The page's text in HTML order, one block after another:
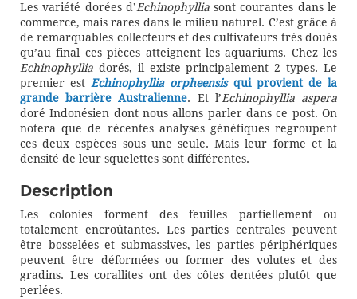
Les variété dorées d’Echinophylliasont courantes dans le
commerce, mais rares dans le milieu naturel. C’est grâce à
de remarquables collecteurs et des cultivateurs très doués
qu’au final ces pièces atteignent les aquariums. Chez les
Echinophyllia dorés, il existe principalement 2 types. Le
premier estEchinophyllia orpheensisqui provient de la
grande barrière Australienne. Et l’Echinophyllia aspera
doré Indonésien dont nous allons parler dans ce post. On
notera que de récentes analyses génétiques regroupent
ces deux espèces sous une seule. Mais leur forme et la
densité de leur squelettes sont différentes.
Description
Les colonies forment des feuilles partiellement ou
totalement encroûtantes. Les parties centrales peuvent
être bosselées et submassives, les parties périphériques
peuvent être déformées ou former des volutes et des
gradins. Les corallites ont des côtes dentées plutôt que
perlées.